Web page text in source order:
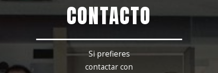
CONTACTO
Si prefieres
contactar con